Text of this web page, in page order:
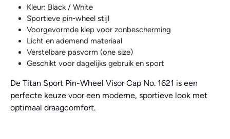
Kleur: Black / White
Sportieve pin-wheel stijl
Voorgevormde klep voor zonbescherming
Licht en ademend materiaal
Verstelbare pasvorm (one size)
Geschikt voor dagelijks gebruik en sport
De Titan Sport Pin-Wheel Visor Cap No. 1621 is een
perfecte keuze voor een moderne, sportieve look met
optimaal draagcomfort.